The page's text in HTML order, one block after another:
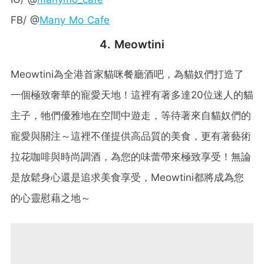
FB/ @Many Mo Cafe
4. Meowtini
Meowtini為全港首家貓咪餐廳酒吧，為貓奴們打造了
一個極致奢華的寵愛天地！這裡有著多達20位迷人的貓
主子，牠們優雅地在空間中遊走，等待著來自貓奴們的
寵愛與關注～這裡不僅提供高品質的美食，更有著藝術
拉花咖啡與時尚調酒，為您的味蕾帶來極致享受！無論
是放鬆身心還是追求美食享受，Meowtini都將成為您
的心靈慰藉之地～